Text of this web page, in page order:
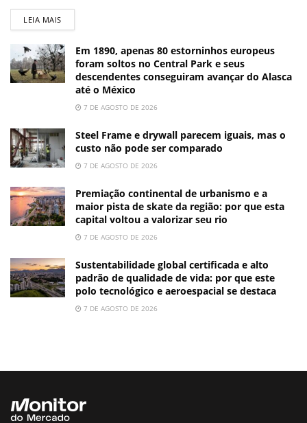
LEIA MAIS
Em 1890, apenas 80 estorninhos europeus
foram soltos no Central Park e seus
descendentes conseguiram avançar do Alasca
até o México
7 DE AGOSTO DE 2026
Steel Frame e drywall parecem iguais, mas o
custo não pode ser comparado
7 DE AGOSTO DE 2026
Premiação continental de urbanismo e a
maior pista de skate da região: por que esta
capital voltou a valorizar seu rio
7 DE AGOSTO DE 2026
Sustentabilidade global certificada e alto
padrão de qualidade de vida: por que este
polo tecnológico e aeroespacial se destaca
7 DE AGOSTO DE 2026